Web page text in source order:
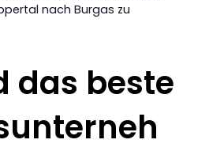
nach Burgas zu
das beste